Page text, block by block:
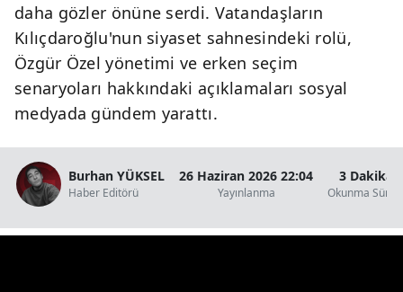
daha gözler önüne serdi. Vatandaşların
Kılıçdaroğlu'nun siyaset sahnesindeki rolü,
Özgür Özel yönetimi ve erken seçim
senaryoları hakkındaki açıklamaları sosyal
medyada gündem yarattı.
Burhan YÜKSEL
Haber Editörü
26 Haziran 2026 22:04
Yayınlanma
3 Dakika
Okunma Süresi